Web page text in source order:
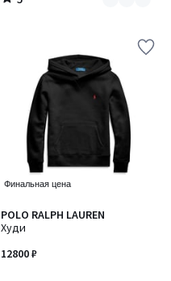
/
Финальная цена
POLO RALPH LAUREN
Худи
12800 ₽
3
/